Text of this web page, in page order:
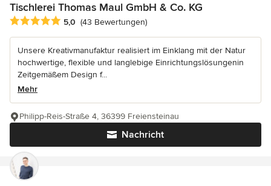
Tischlerei Thomas Maul GmbH & Co. KG
Durchschnittliche Bewertung: 5 von 5 Sternen
5,0 (43 Bewertungen)
Unsere Kreativmanufaktur realisiert im Einklang mit der Natur
hochwertige, flexible und langlebige Einrichtungslösungenin
Zeitgemäßem Design f...
Mehr
Nachricht
Philipp-Reis-Straße 4, 36399 Freiensteinau